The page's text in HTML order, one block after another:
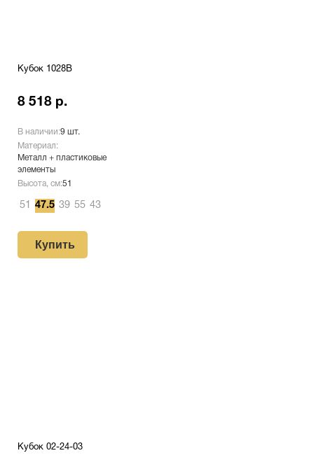
Кубок 1028B
8 518 р.
В наличии:9 шт.
Материал:
Металл + пластиковые
элементы
Высота, см:51
51 47.5 39 55 43
Купить
Кубок 02-24-03